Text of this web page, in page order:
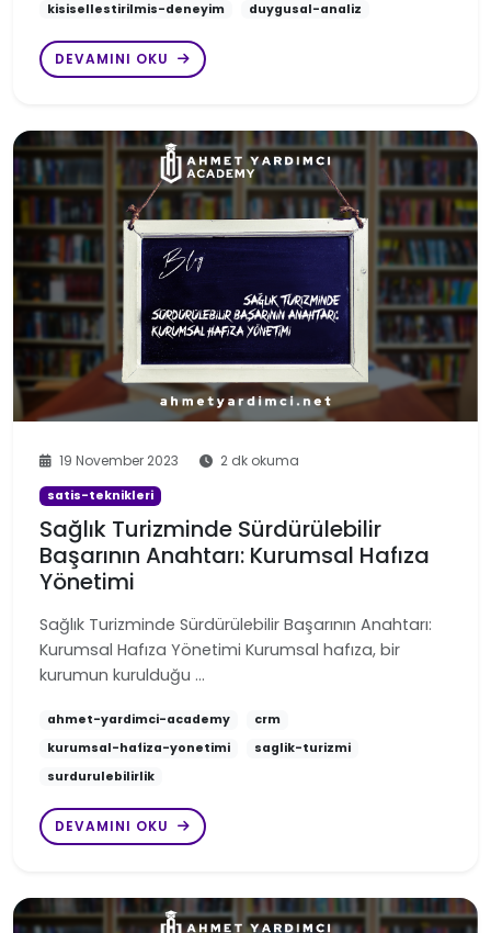
kisisellestirilmis-deneyim
duygusal-analiz
DEVAMINI OKU
19 November 2023 2 dk okuma
satis-teknikleri
Sağlık Turizminde Sürdürülebilir
Başarının Anahtarı: Kurumsal Hafıza
Yönetimi
Sağlık Turizminde Sürdürülebilir Başarının Anahtarı:
Kurumsal Hafıza Yönetimi Kurumsal hafıza, bir
kurumun kurulduğu …
ahmet-yardimci-academy
crm
kurumsal-hafiza-yonetimi
saglik-turizmi
surdurulebilirlik
DEVAMINI OKU